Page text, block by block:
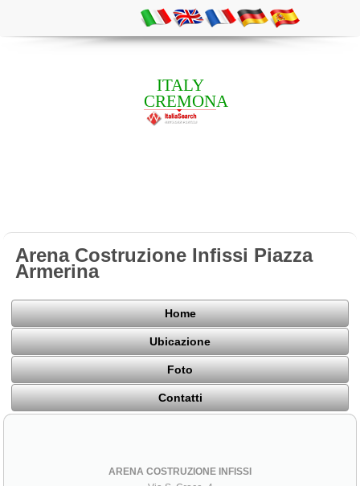
ITALY
CREMONA
Arena Costruzione Infissi Piazza
Armerina
Home
Ubicazione
Foto
Contatti
ARENA COSTRUZIONE INFISSI